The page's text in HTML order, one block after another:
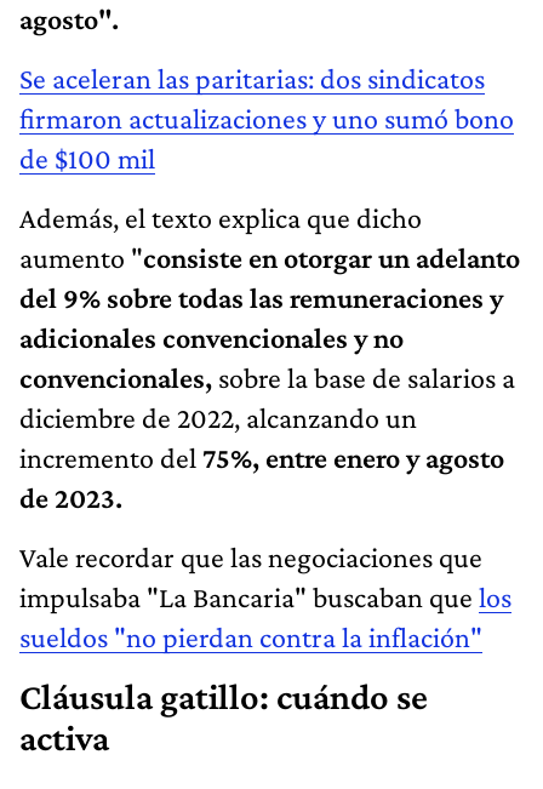
agosto".
Se aceleran las paritarias: dos sindicatos
firmaron actualizaciones y uno sumó bono
de $100 mil
Además, el texto explica que dicho
aumento "consiste en otorgar un adelanto
del 9% sobre todas las remuneraciones y
adicionales convencionales y no
convencionales, sobre la base de salarios a
diciembre de 2022, alcanzando un
incremento del 75%, entre enero y agosto
de 2023.
Vale recordar que las negociaciones que
impulsaba "La Bancaria" buscaban que los
sueldos "no pierdan contra la inflación"
Cláusula gatillo: cuándo se
activa